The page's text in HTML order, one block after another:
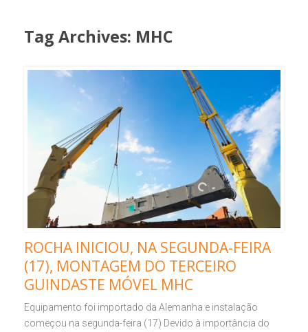
Tag Archives: MHC
ROCHA INICIOU, NA SEGUNDA-FEIRA
(17), MONTAGEM DO TERCEIRO
GUINDASTE MÓVEL MHC
Equipamento foi importado da Alemanha e instalação
começou na segunda-feira (17) Devido à importância do